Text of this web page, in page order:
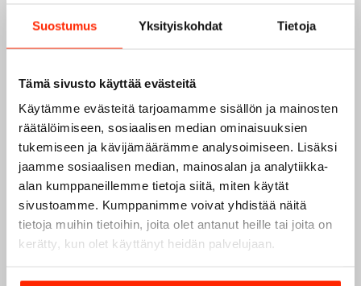
Suostumus Yksityiskohdat Tietoja
Tämä sivusto käyttää evästeitä
Käytämme evästeitä tarjoamamme sisällön ja mainosten
räätälöimiseen, sosiaalisen median ominaisuuksien
tukemiseen ja kävijämäärämme analysoimiseen. Lisäksi
jaamme sosiaalisen median, mainosalan ja analytiikka-
alan kumppaneillemme tietoja siitä, miten käytät
sivustoamme. Kumppanimme voivat yhdistää näitä
tietoja muihin tietoihin, joita olet antanut heille tai joita on
kerätty, kun olet käyttänyt heidän palvelujaan.
Origopro – Suomalainen laatumerkki vuodesta